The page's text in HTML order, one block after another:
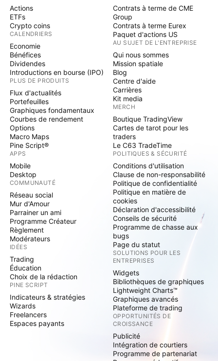
Actions
ETFs
Crypto coins
CALENDRIERS
Economie
Bénéfices
Dividendes
Introductions en bourse (IPO)
PLUS DE PRODUITS
Flux d'actualités
Portefeuilles
Graphiques fondamentaux
Courbes de rendement
Options
Macro Maps
Pine Script®
APPS
Mobile
Desktop
COMMUNAUTÉ
Réseau social
Mur d'Amour
Parrainer un ami
Programme Créateur
Règlement
Modérateurs
IDÉES
Trading
Éducation
Choix de la rédaction
PINE SCRIPT
Indicateurs & stratégies
Wizards
Freelancers
Espaces payants
Contrats à terme de CME
Group
Contrats à terme Eurex
Paquet d'actions US
AU SUJET DE L'ENTREPRISE
Qui nous sommes
Mission spatiale
Blog
Centre d'aide
Carrières
Kit media
MERCH
Boutique TradingView
Cartes de tarot pour les
traders
Le C63 TradeTime
POLITIQUES & SÉCURITÉ
Conditions d'utilisation
Clause de non-responsabilité
Politique de confidentialité
Politique en matière de
cookies
Déclaration d'accessibilité
Conseils de sécurité
Programme de chasse aux
bugs
Page du statut
SOLUTIONS POUR LES
ENTREPRISES
Widgets
Bibliothèques de graphiques
Lightweight Charts™
Graphiques avancés
Plateforme de trading
OPPORTUNITÉS DE
CROISSANCE
Publicité
Intégration de courtiers
Programme de partenariat